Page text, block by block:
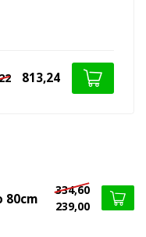
813,24
80cm
334,60
239,00